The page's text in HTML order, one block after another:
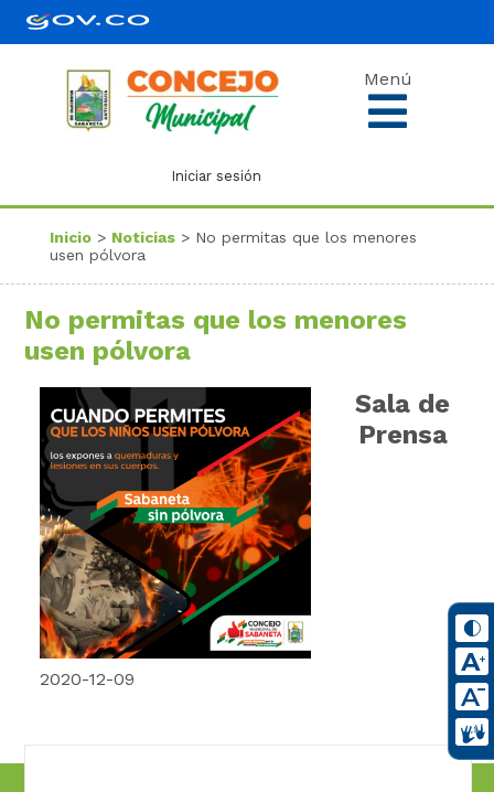
Menú
Iniciar sesión
Inicio> Noticias> No permitas que los menores
usen pólvora
No permitas que los menores
usen pólvora
2020-12-09
Sala de
Prensa